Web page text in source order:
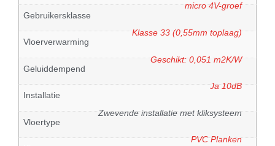
micro 4V-groef
Gebruikersklasse
Klasse 33 (0,55mm toplaag)
Vloerverwarming
Geschikt: 0,051 m2K/W
Geluiddempend
Ja 10dB
Installatie
Zwevende installatie met kliksysteem
Vloertype
PVC Planken